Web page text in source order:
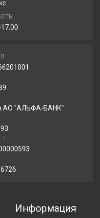
175/65R15 88T
₽
7) 175/65R15 88T
₽
АО "АЛЬФА-БАНК"
Информация